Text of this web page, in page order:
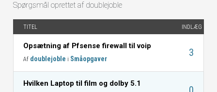
Spørgsmål oprettet af doublejoble
TITEL INDLÆG
Opsætning af Pfsense firewall til voip
Af doublejoble i Småopgaver
3
Hvilken Laptop til film og dolby 5.1